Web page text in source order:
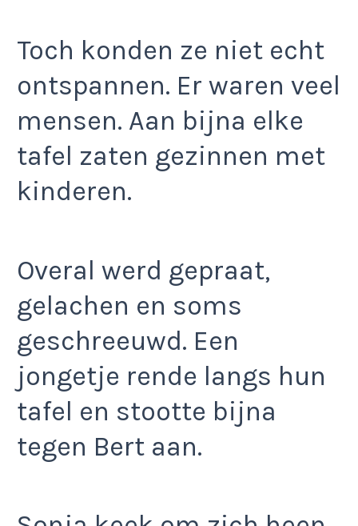
Toch konden ze niet echt
ontspannen. Er waren veel
mensen. Aan bijna elke
tafel zaten gezinnen met
kinderen.
Overal werd gepraat,
gelachen en soms
geschreeuwd. Een
jongetje rende langs hun
tafel en stootte bijna
tegen Bert aan.